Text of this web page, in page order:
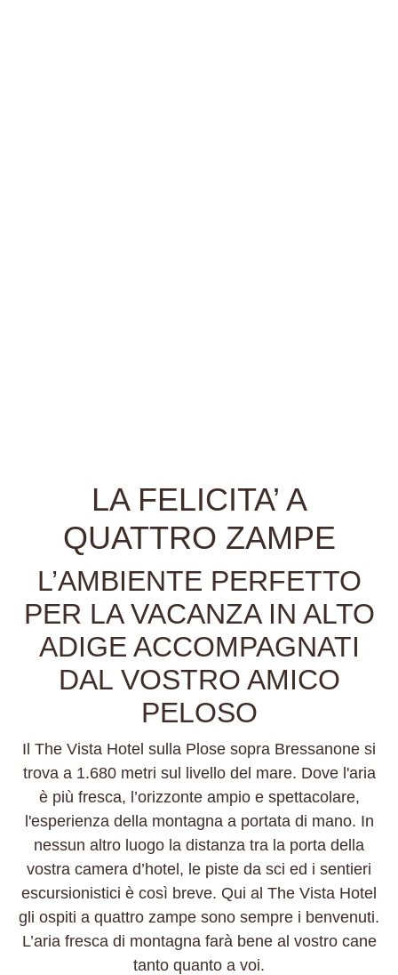
LA FELICITA’ A
QUATTRO ZAMPE
L’AMBIENTE PERFETTO
PER LA VACANZA IN ALTO
ADIGE ACCOMPAGNATI
DAL VOSTRO AMICO
PELOSO
Il The Vista Hotel sulla Plose sopra Bressanone si
trova a 1.680 metri sul livello del mare. Dove l'aria
è più fresca, l’orizzonte ampio e spettacolare,
l'esperienza della montagna a portata di mano. In
nessun altro luogo la distanza tra la porta della
vostra camera d’hotel, le piste da sci ed i sentieri
escursionistici è così breve. Qui al The Vista Hotel
gli ospiti a quattro zampe sono sempre i benvenuti.
L’aria fresca di montagna farà bene al vostro cane
tanto quanto a voi.